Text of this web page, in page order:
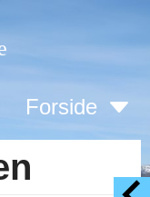
Forside